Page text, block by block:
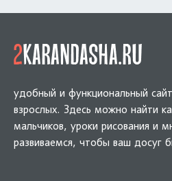
удобный и функциональный
взрослых. Здесь можно найти
мальчиков, уроки рисования и
развиваемся, чтобы ваш досуг